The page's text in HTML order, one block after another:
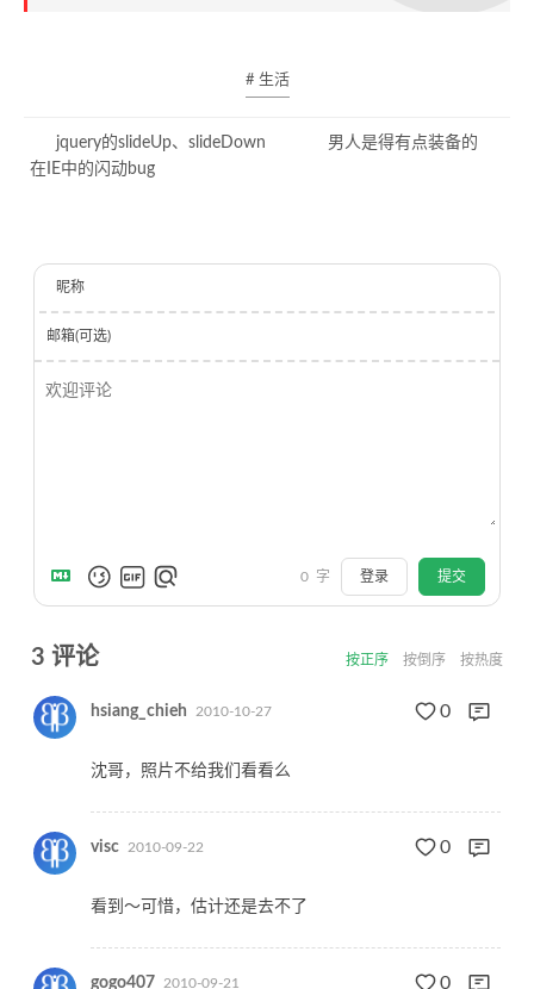
# 生活
jquery的slideUp、slideDown
在IE中的闪动bug
男人是得有点装备的
昵称
邮箱(可选)
0 字 登录 提交
3 评论 按正序 按倒序 按热度
hsiang_chieh 2010-10-27 0
沈哥，照片不给我们看看么
visc 2010-09-22 0
看到～可惜，估计还是去不了
gogo407 2010-09-21 0